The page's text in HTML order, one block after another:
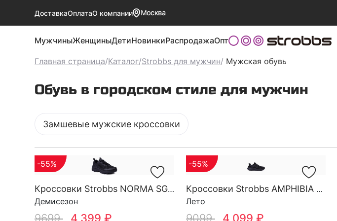
ДоставкаОплатаО компании Москва
МужчиныЖенщиныДетиНовинкиРаспродажаОпт
Главная страница/Каталог/Strobbs для мужчин/ Мужская обувь
Обувь в городском стиле для мужчин
Замшевые мужские кроссовки
Кроссовки Strobbs NORMA SG M 3894-3
Демисезон
-55%
9699 4 399 ₽
Кроссовки Strobbs AMPHIBIA M 3892-3
Лето
-55%
9099 4 099 ₽